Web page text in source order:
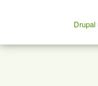
Drupal